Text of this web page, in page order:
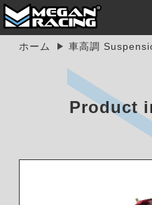
ホーム 車高調
Product